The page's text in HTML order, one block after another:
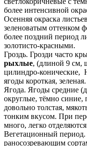
более интенсивной
Осенняя окраска
зеленоватым оттенком
более поздний период
золотисто-красными.
Гроздь. Грозди часто
рыхлые, (длиной 9 см,
цилиндро-конические,
ягоды короткая, зеленая.
Ягода. Ягоды средние
округлые, тёмно
довольно толстая,
тонким вкусом. При
много, легко
Вегетационный
раносозревающим